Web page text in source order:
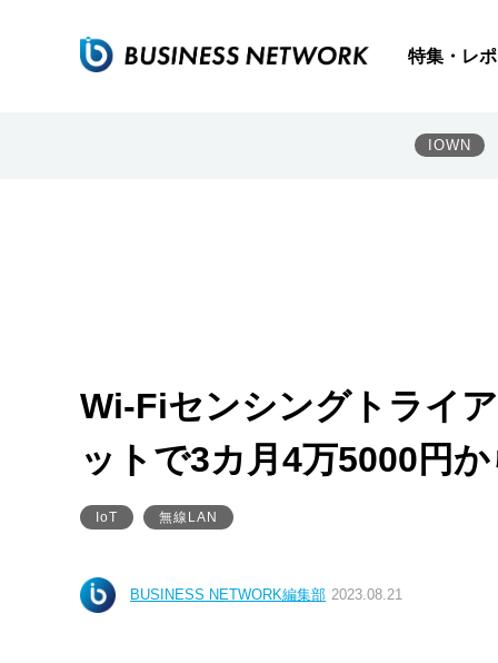
特集・レ
IOWN
Wi-Fiセンシングトライ
ットで3カ月4万5000円
IoT 無線LAN
BUSINESS NETWORK編集部 2023.08.21